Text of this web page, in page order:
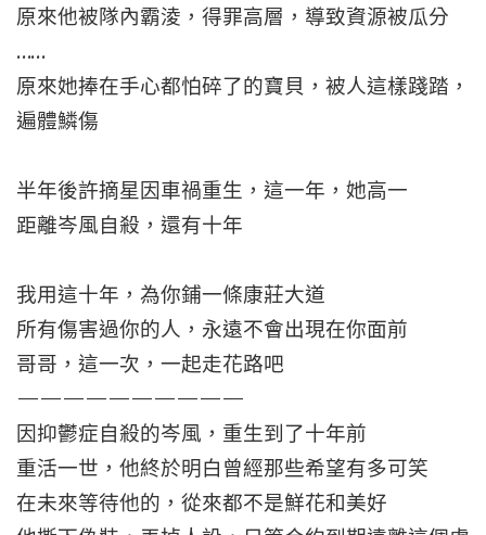
原來他被隊內霸淩，得罪高層，導致資源被瓜分
……
原來她捧在手心都怕碎了的寶貝，被人這樣踐踏，
遍體鱗傷
半年後許摘星因車禍重生，這一年，她高一
距離岑風自殺，還有十年
我用這十年，為你鋪一條康莊大道
所有傷害過你的人，永遠不會出現在你面前
哥哥，這一次，一起走花路吧
——————————
因抑鬱症自殺的岑風，重生到了十年前
重活一世，他終於明白曾經那些希望有多可笑
在未來等待他的，從來都不是鮮花和美好